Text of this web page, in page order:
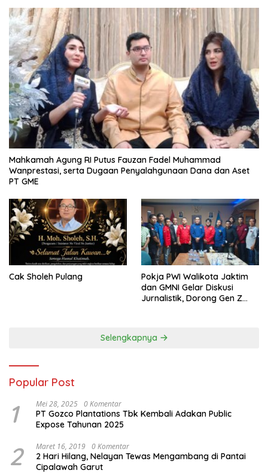
Mahkamah Agung RI Putus Fauzan Fadel Muhammad
Wanprestasi, serta Dugaan Penyalahgunaan Dana dan Aset
PT GME
Cak Sholeh Pulang
Pokja PWI Walikota Jaktim
dan GMNI Gelar Diskusi
Jurnalistik, Dorong Gen Z
Selengkapnya
Popular Post
1 Mei 28, 2025 0 Komentar
PT Gozco Plantations Tbk Kembali Adakan Public
Expose Tahunan 2025
2 Maret 16, 2019 0 Komentar
2 Hari Hilang, Nelayan Tewas Mengambang di Pantai
Cipalawah Garut